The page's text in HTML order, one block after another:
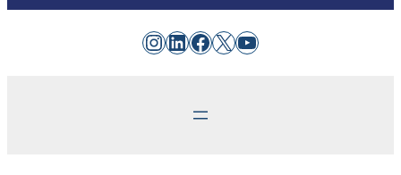
Instagram
LinkedIn
Facebook
X YouTube